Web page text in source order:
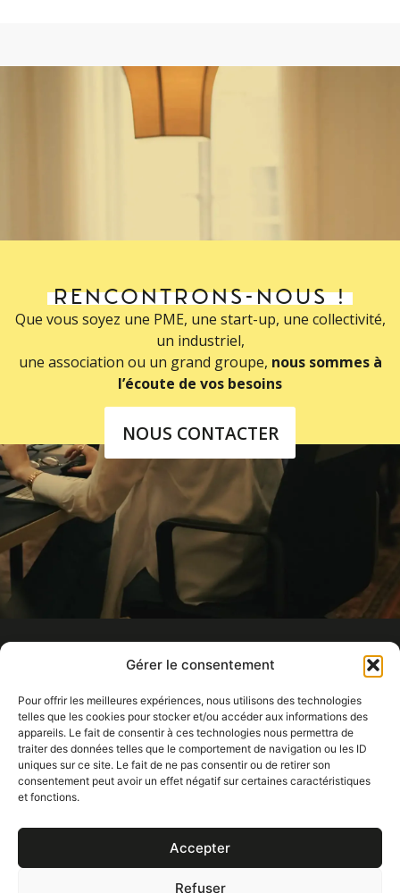
Gérer le consentement
Pour offrir les meilleures expériences, nous utilisons des technologies
telles que les cookies pour stocker et/ou accéder aux informations des
appareils. Le fait de consentir à ces technologies nous permettra de
traiter des données telles que le comportement de navigation ou les ID
uniques sur ce site. Le fait de ne pas consentir ou de retirer son
consentement peut avoir un effet négatif sur certaines caractéristiques
et fonctions.
Accepter
Refuser
RENCONTRONS-NOUS !
Que vous soyez une PME, une start-up, une collectivité,
un industriel,
une association ou un grand groupe, nous sommes à
l’écoute de vos besoins
NOUS CONTACTER
11 Rue Alsace Lorraine, 69001 Lyon
contact@agence-chronique.com